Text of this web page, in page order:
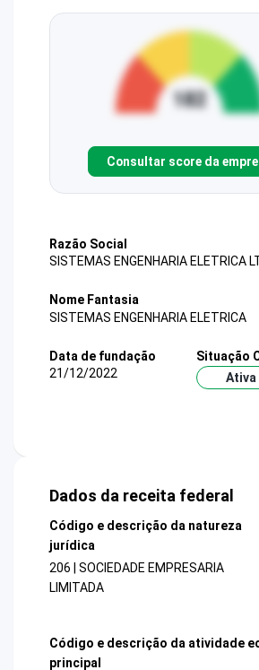
Consultar score da
Razão Social
SISTEMAS ENGENHARIA ELETRICA
Nome Fantasia
SISTEMAS ENGENHARIA ELETRICA
Data de fundação
21/12/2022
Situação
Ativa
Dados da receita federal
Código e descrição da natureza
jurídica
206 | SOCIEDADE EMPRESARIA
LIMITADA
Código e descrição da atividade
principal